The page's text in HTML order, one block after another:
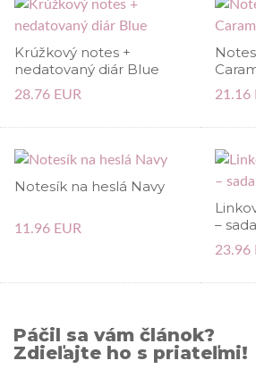
Krúžkový notes +
nedatovaný diár Blue
28.76 EUR 21.16
Notesík na heslá Navy
11.96 EUR
–
23.96
Páčil sa vám článok?
Zdieľajte ho s priateľmi!